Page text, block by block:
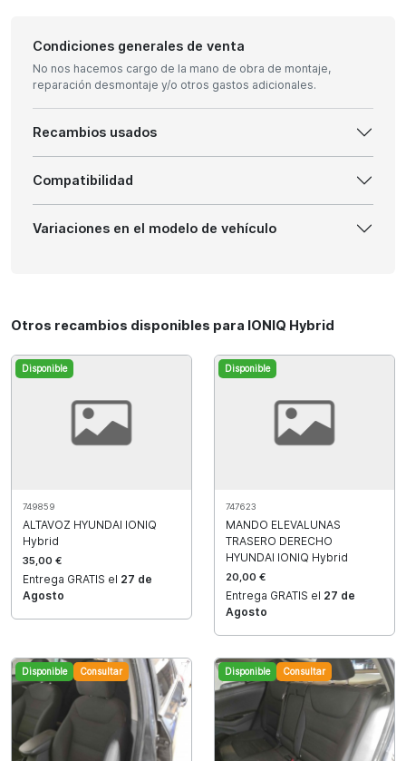
Condiciones generales de venta
No nos hacemos cargo de la mano de obra de montaje,
reparación desmontaje y/o otros gastos adicionales.
Recambios usados
Compatibilidad
Variaciones en el modelo de vehículo
Otros recambios disponibles para IONIQ Hybrid
Disponible
749859
ALTAVOZ HYUNDAI IONIQ
Hybrid
35,00 €
Entrega GRATIS el 27 de
Agosto
Disponible
747623
MANDO ELEVALUNAS
TRASERO DERECHO
HYUNDAI IONIQ Hybrid
20,00 €
Entrega GRATIS el 27 de
Agosto
Disponible Consultar Disponible Consultar